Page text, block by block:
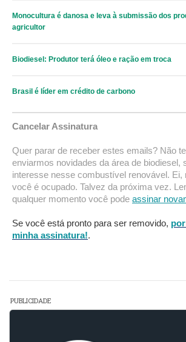
Monocultura é danosa e leva à submissão dos
agricultor
Biodiesel: Produtor terá óleo e ração em troca
Brasil é líder em crédito de carbono
Cancelar Assinatura
Quer parar de receber estes emails? Não
enviarmos novidades da área de biodiesel,
interesse nesse combustível renovável. Ei,
você é ocupado. Talvez da próxima vez.
qualquer momento você pode assinar
Se você está pronto para ser removido,
minha assinatura!.
PUBLICIDADE